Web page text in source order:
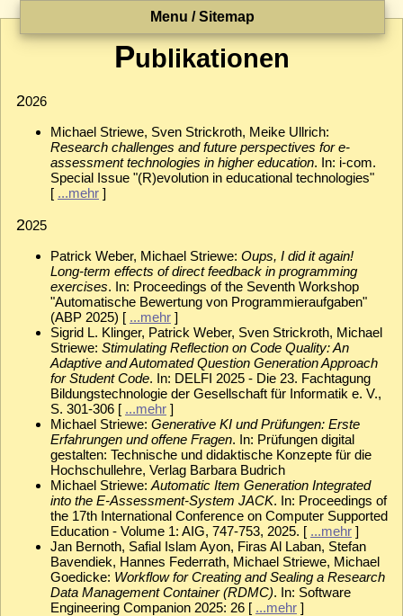
Menu / Sitemap
Publikationen
2026
Michael Striewe, Sven Strickroth, Meike Ullrich:
Research challenges and future perspectives for e-
assessment technologies in higher education. In: i-com.
Special Issue "(R)evolution in educational technologies"
[ ...mehr ]
2025
Patrick Weber, Michael Striewe: Oups, I did it again!
Long-term effects of direct feedback in programming
exercises. In: Proceedings of the Seventh Workshop
"Automatische Bewertung von Programmieraufgaben"
(ABP 2025) [ ...mehr ]
Sigrid L. Klinger, Patrick Weber, Sven Strickroth, Michael
Striewe: Stimulating Reflection on Code Quality: An
Adaptive and Automated Question Generation Approach
for Student Code. In: DELFI 2025 - Die 23. Fachtagung
Bildungstechnologie der Gesellschaft für Informatik e. V.,
S. 301-306 [ ...mehr ]
Michael Striewe: Generative KI und Prüfungen: Erste
Erfahrungen und offene Fragen. In: Prüfungen digital
gestalten: Technische und didaktische Konzepte für die
Hochschullehre, Verlag Barbara Budrich
Michael Striewe: Automatic Item Generation Integrated
into the E-Assessment-System JACK. In: Proceedings of
the 17th International Conference on Computer Supported
Education - Volume 1: AIG, 747-753, 2025. [ ...mehr ]
Jan Bernoth, Safial Islam Ayon, Firas Al Laban, Stefan
Bavendiek, Hannes Federrath, Michael Striewe, Michael
Goedicke: Workflow for Creating and Sealing a Research
Data Management Container (RDMC). In: Software
Engineering Companion 2025: 26 [ ...mehr ]